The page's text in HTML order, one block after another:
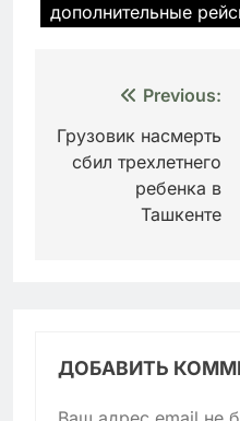
дополнительные
Навигация
по
записям
Previous:
Грузовик насмерть
сбил трехлетнего
ребенка в
Ташкенте
ДОБАВИТЬ